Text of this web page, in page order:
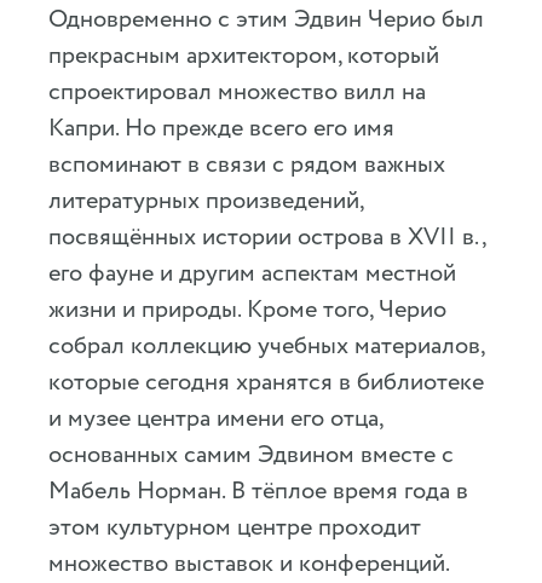
Одновременно с этим Эдвин Черио был
прекрасным архитектором, который
спроектировал множество вилл на
Капри. Но прежде всего его имя
вспоминают в связи с рядом важных
литературных произведений,
посвящённых истории острова в XVII в.,
его фауне и другим аспектам местной
жизни и природы. Кроме того, Черио
собрал коллекцию учебных материалов,
которые сегодня хранятся в библиотеке
и музее центра имени его отца,
основанных самим Эдвином вместе с
Мабель Норман. В тёплое время года в
этом культурном центре проходит
множество выставок и конференций.